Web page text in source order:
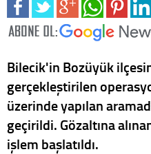
Bilecik'in Bozüyük
gerçekleştirilen
üzerinde yapılan
geçirildi. Gözaltına
işlem başlatıldı.